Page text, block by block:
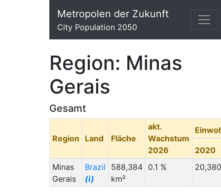
Metropolen der Zukunft
City Population 2050
Region: Minas
Gerais
Gesamt
Region Land Fläche
akt.
Wachstum
2026
2020
Minas
Gerais
Brazil
(i)
588,384
km²
0.1 %